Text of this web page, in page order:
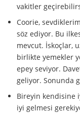
vakitler
Coorie,
söz ediyor. Bu
mevcut. İskoçlar,
birlikte yemekler
epey seviyor.
geliyor. Sonunda
Bireyin kendisine
iyi gelmesi